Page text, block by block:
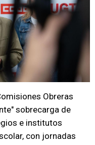
Obreras
sobrecarga de
e institutos
con jornadas